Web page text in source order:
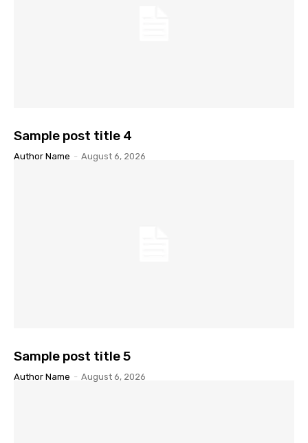
Sample post title 4
Author Name - August 6, 2026
Sample post title 5
Author Name - August 6, 2026